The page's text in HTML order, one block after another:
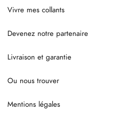
BECOME OUR PARTNER
DELIVERY AND WARRANTY
WHERE TO FIND US?
Vivre mes collants
Devenez notre partenaire
Livraison et garantie
Ou nous trouver
Mentions légales